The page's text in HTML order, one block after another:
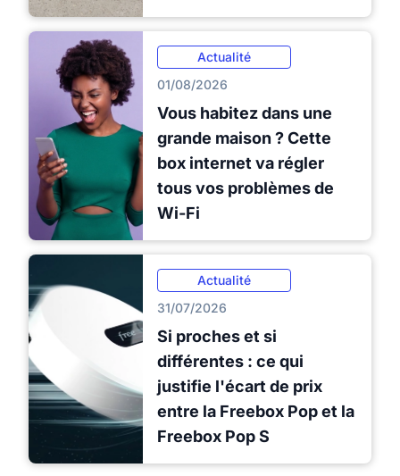
Actualité
01/08/2026
Vous habitez dans une
grande maison ? Cette
box internet va régler
tous vos problèmes de
Wi-Fi
Actualité
31/07/2026
Si proches et si
différentes : ce qui
justifie l'écart de prix
entre la Freebox Pop et la
Freebox Pop S